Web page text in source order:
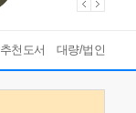
추천도서 대량/법인